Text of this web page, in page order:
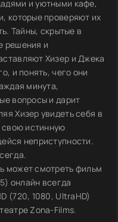
и уютными кафе,
которые проверяют их
Тайны, скрытые в
решения и
Хизер и Джека
и понять, чего они
минута,
вопросы и дарит
Хизер увидеть себя в
свою истинную
неприступности.
может смотреть фильм
онлайн всегда
(720, 1080, UltraHD)
Zona-Films.